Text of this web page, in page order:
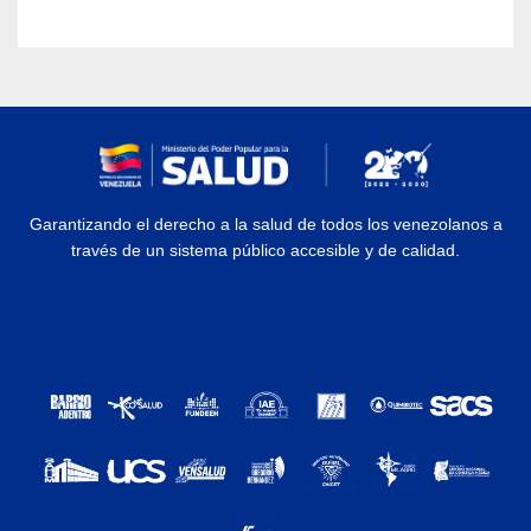
Garantizando el derecho a la salud de todos los venezolanos a
través de un sistema público accesible y de calidad.